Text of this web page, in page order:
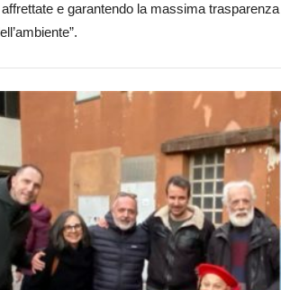
e garantendo la massima trasparenza